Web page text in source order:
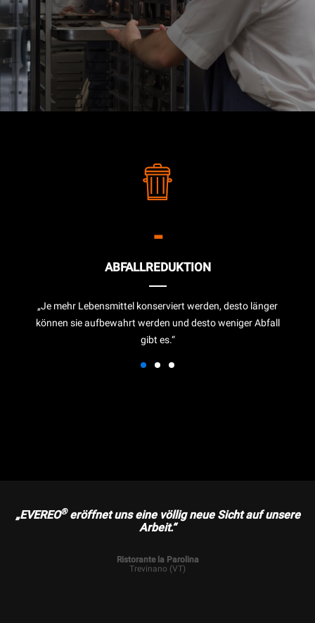
-
ABFALLREDUKTION
„Je mehr Lebensmittel konserviert werden, desto länger
können sie aufbewahrt werden und desto weniger Abfall
gibt es.“
„EVEREO®eröffnet uns eine völlig neue Sicht auf unsere
Arbeit.“
Ristorante la Parolina
Trevinano (VT)